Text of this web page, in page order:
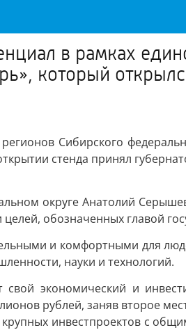
в рамках
который
Сибирского
стенда принял
округе Анатолий
обозначенных главой
и комфортными для
науки и технологий.
свой экономический и
рублей, заняв второе
крупных инвестпроектов с